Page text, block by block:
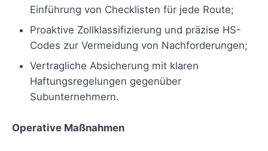
Einführung von Checklisten für jede Route;
Proaktive Zollklassifizierung und präzise HS-
Codes zur Vermeidung von Nachforderungen;
Vertragliche Absicherung mit klaren
Haftungsregelungen gegenüber
Subunternehmern.
Operative Maßnahmen